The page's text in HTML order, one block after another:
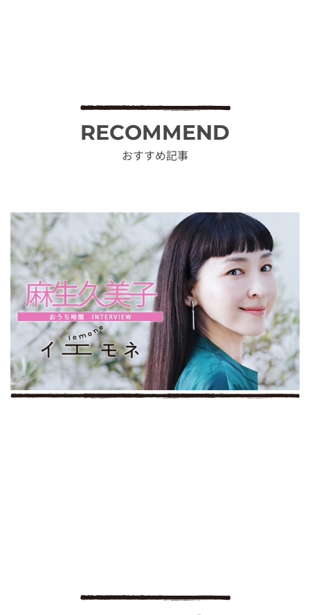
RECOMMEND
おすすめ記事